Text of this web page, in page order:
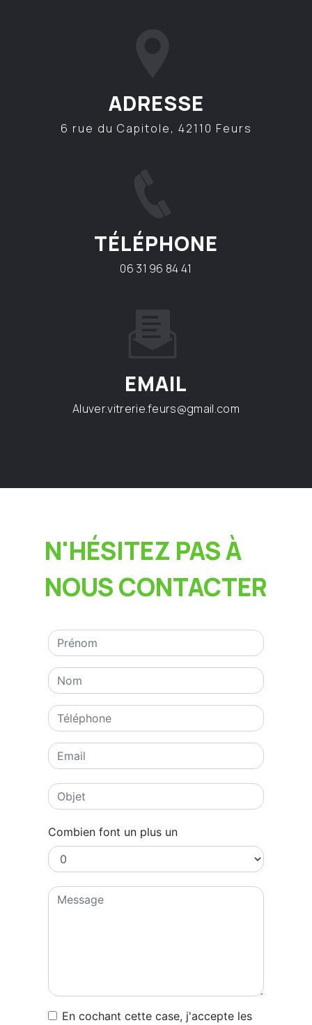
ADRESSE
6 rue du Capitole, 42110 Feurs
TÉLÉPHONE
06 31 96 84 41
EMAIL
aluver.vitrerie.feurs@gmail.com
N'HÉSITEZ PAS À
NOUS CONTACTER
Combien font un plus un
En cochant cette case, j'accepte les